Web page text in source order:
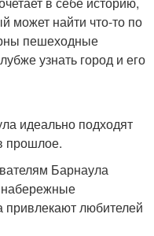
может найти что-то по
пешеходные
узнать город и его
идеально подходят
прошлое.
Барнаула
любителей